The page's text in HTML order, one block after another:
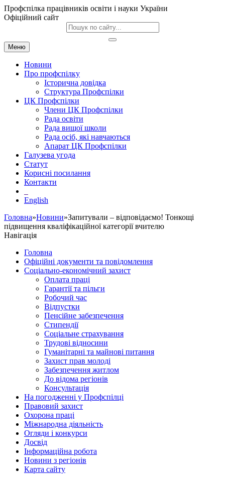
Профспілка працівників освіти і науки України
Офіційний сайт
Меню
Новини
Про профспілку
Історична довідка
Структура Профспілки
ЦК Профспілки
Члени ЦК Профспілки
Рада освіти
Рада вищої школи
Рада осіб, які навчаються
Апарат ЦК Профспілки
Галузева угода
Статут
Корисні посилання
Контакти
English
Головна»Новини»Запитували – відповідаємо! Тонкощі
підвищення кваліфікаційної категорії вчителю
Навігація
Головна
Офіційні документи та повідомлення
Соціально-економічний захист
Оплата праці
Гарантії та пільги
Робочий час
Відпустки
Пенсійне забезпечення
Стипендії
Соціальне страхування
Трудові відносини
Гуманітарні та майнові питання
Захист прав молоді
Забезпечення житлом
До відома регіонів
Консультація
На погодженні у Профспілці
Правовий захист
Охорона праці
Міжнародна діяльність
Огляди і конкурси
Досвід
Інформаційна робота
Новини з регіонів
Карта сайту